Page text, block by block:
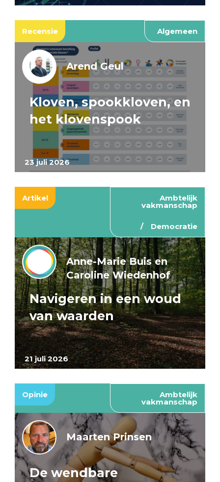
Recensie Algemeen
23 juli 2026
Arend Geul
Kloven, spookkloven, en
het klovenspook
Artikel Ambtelijk
vakmanschap
Democratie
21 juli 2026
Anne-Marie Buis en
Caroline Wiedenhof
Navigeren in een woud
van waarden
Opinie Ambtelijk
vakmanschap
Maarten Prinsen
De wendbare